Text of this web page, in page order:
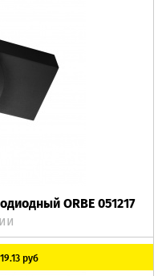
ORBE 051217
руб